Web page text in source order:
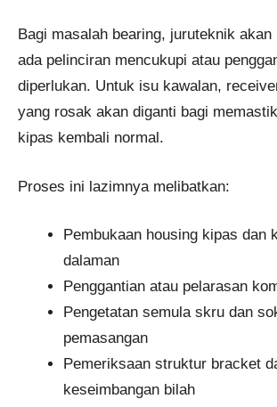
Bagi masalah bearing, juruteknik
ada pelinciran mencukupi atau
diperlukan. Untuk isu kawalan,
yang rosak akan diganti bagi
kipas kembali normal.
Proses ini lazimnya melibatkan:
Pembukaan housing kipas dan
dalaman
Penggantian atau pelarasan
Pengetatan semula skru dan
pemasangan
Pemeriksaan struktur bracket
keseimbangan bilah